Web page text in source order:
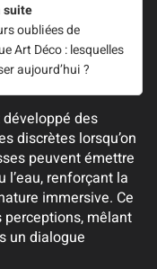
suite
oubliées de
Art Déco : lesquelles
aujourd’hui ?
des
discrètes lorsqu’on
peuvent émettre
renforçant la
immersive. Ce
mêlant
un dialogue